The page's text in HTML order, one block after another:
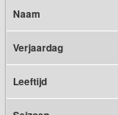
Naam
Verjaardag
Leeftijd